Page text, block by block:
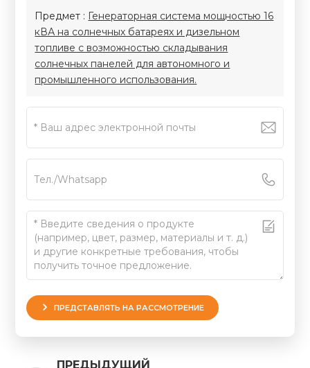
Предмет : Генераторная система мощностью 16
кВА на солнечных батареях и дизельном
топливе с возможностью складывания
солнечных панелей для автономного и
промышленного использования.
ПРЕДСТАВЛЯТЬ НА РАССМОТРЕНИЕ
ПРЕДЫДУЩИЙ